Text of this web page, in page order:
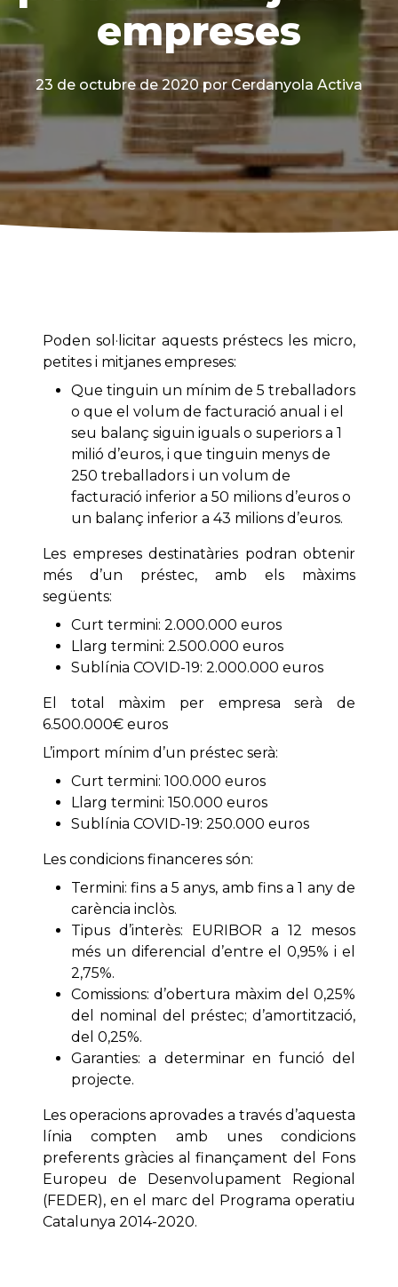
empreses
23 de octubre de 2020 por Cerdanyola Activa
Poden sol·licitar aquests préstecs les micro,
petites i mitjanes empreses:
Que tinguin un mínim de 5 treballadors
o que el volum de facturació anual i el
seu balanç siguin iguals o superiors a 1
milió d’euros, i que tinguin menys de
250 treballadors i un volum de
facturació inferior a 50 milions d’euros o
un balanç inferior a 43 milions d’euros.
Les empreses destinatàries podran obtenir
més d’un préstec, amb els màxims
següents:
Curt termini: 2.000.000 euros
Llarg termini: 2.500.000 euros
Sublínia COVID-19: 2.000.000 euros
El total màxim per empresa serà de
6.500.000€ euros
L’import mínim d’un préstec serà:
Curt termini: 100.000 euros
Llarg termini: 150.000 euros
Sublínia COVID-19: 250.000 euros
Les condicions financeres són:
Termini: fins a 5 anys, amb fins a 1 any de
carència inclòs.
Tipus d’interès: EURIBOR a 12 mesos
més un diferencial d’entre el 0,95% i el
2,75%.
Comissions: d’obertura màxim del 0,25%
del nominal del préstec; d’amortització,
del 0,25%.
Garanties: a determinar en funció del
projecte.
Les operacions aprovades a través d’aquesta
línia compten amb unes condicions
preferents gràcies al finançament del Fons
Europeu de Desenvolupament Regional
(FEDER), en el marc del Programa operatiu
Catalunya 2014-2020.